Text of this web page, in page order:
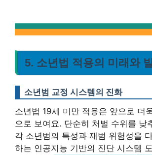
5. 소년법 적용의 미래와
소년범 교정 시스템의 진화
소년법 19세 미만 적용은 앞으로 더
으로 보여요. 단순히 처벌 수위를 낮
각 소년범의 특성과 재범 위험성을
하는 인공지능 기반의 진단 시스템